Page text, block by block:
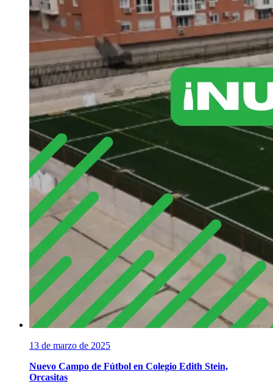
13 de marzo de 2025
Nuevo Campo de Fútbol en Colegio Edith Stein,
Orcasitas